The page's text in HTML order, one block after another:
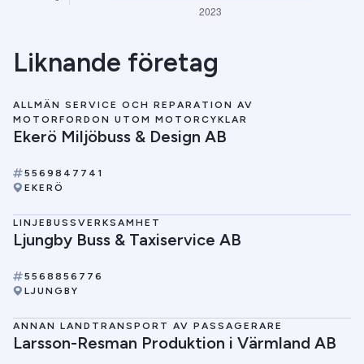
Liknande företag
ALLMÄN SERVICE OCH REPARATION AV
MOTORFORDON UTOM MOTORCYKLAR
Ekerö Miljöbuss & Design AB
5569847741
EKERÖ
LINJEBUSSVERKSAMHET
Ljungby Buss & Taxiservice AB
5568856776
LJUNGBY
ANNAN LANDTRANSPORT AV PASSAGERARE
Larsson-Resman Produktion i Värmland AB